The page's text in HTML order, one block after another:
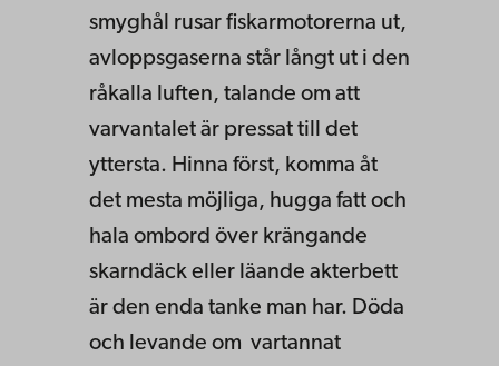
smyghål rusar fiskarmoto­rerna ut,
avloppsgaserna står långt ut i den
råkalla luften, talande om att
varvantalet är pressat till det
yttersta. Hinna först, komma åt
det mesta möjliga, hugga fatt och
hala ombord över krängande
skarn­däck eller läande akterbett
är den enda tanke man har. Döda
och levande om vartannat